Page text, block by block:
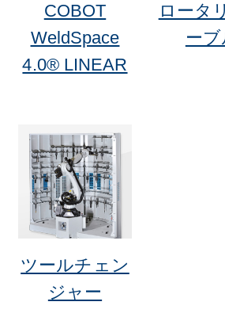
COBOT
WeldSpace
4.0® LINEAR
ロータ
ーブ
ツールチェン
ジャー